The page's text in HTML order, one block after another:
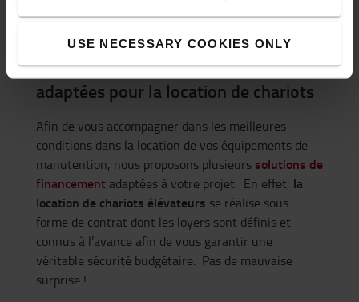
USE NECESSARY COOKIES ONLY
d’utiliser vos fonds propres pour investir dans votre
Des solutions de financement
adaptées pour la location de chariots
Afin de vous accompagner dans les meilleures
conditions dans la location de vos équipements de
manutention, nous proposons plusieurs solutions de
financement adaptées à votre projet. En effet, la
location de chariots élévateurs se réalise sous
forme de contrat dont les loyers sont définis et
connus à l’avance afin de vous garantir une
véritable sécurité budgétaire. Pas de mauvaise
surprise !